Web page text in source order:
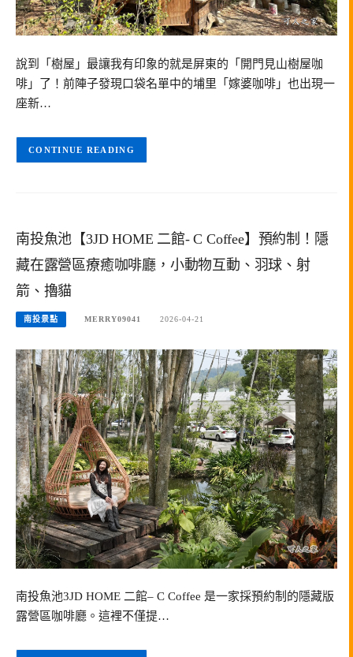
說到「樹屋」最讓我有印象的就是屏東的「開門見山樹屋咖
啡」了！前陣子發現口袋名單中的埔里「嫁婆咖啡」也出現一
座新…
CONTINUE READING
南投魚池【3JD HOME 二館- C Coffee】預約制！隱
藏在露營區療癒咖啡廳，小動物互動、羽球、射
箭、擼貓
南投景點 MERRY09041 2026-04-21
南投魚池3JD HOME 二館– C Coffee 是一家採預約制的隱藏版
露營區咖啡廳。這裡不僅提…